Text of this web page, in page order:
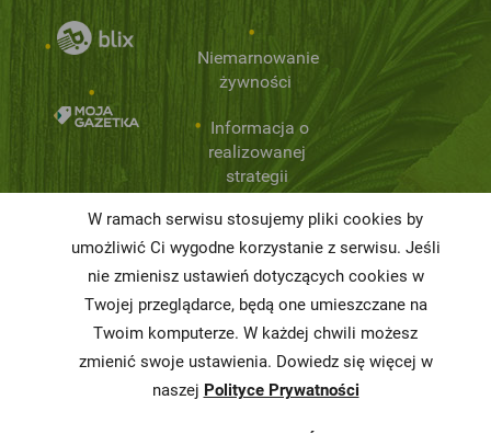
Niemarnowanie
żywności
Informacja o
realizowanej
strategii
podatkowej
Karty
charakterystyki
Butelkomaty
W ramach serwisu stosujemy pliki cookies by
umożliwić Ci wygodne korzystanie z serwisu. Jeśli
nie zmienisz ustawień dotyczących cookies w
Twojej przeglądarce, będą one umieszczane na
Twoim komputerze. W każdej chwili możesz
zmienić swoje ustawienia. Dowiedz się więcej w
naszej Polityce Prywatności